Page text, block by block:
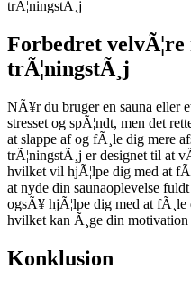
Forbedret velvÃ¦re
trÃ¦ningstÃ¸j
NÃ¥r du bruger en sauna eller
stresset og spÃ¦ndt, men det
at slappe af og fÃ¸le dig mere
trÃ¦ningstÃ¸j er designet til at
hvilket vil hjÃ¦lpe dig med at
at nyde din saunaoplevelse
ogsÃ¥ hjÃ¦lpe dig med at
hvilket kan Ã¸ge din
Konklusion